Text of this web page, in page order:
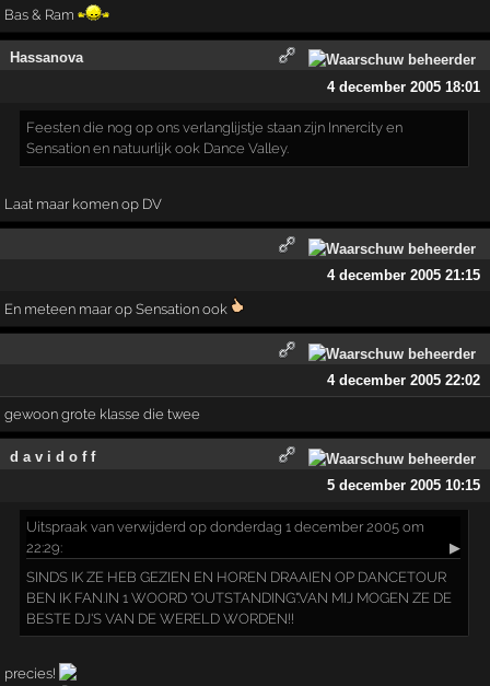
Bas & Ram
Hassanova
4 december 2005 18:01
Feesten die nog op ons verlanglijstje staan zijn Innercity en
Sensation en natuurlijk ook Dance Valley.
Laat maar komen op DV
4 december 2005 21:15
En meteen maar op Sensation ook
4 december 2005 22:02
gewoon grote klasse die twee
d a v i d o f f
5 december 2005 10:15
Uitspraak van verwijderd op donderdag 1 december 2005 om
22:29:
▶
SINDS IK ZE HEB GEZIEN EN HOREN DRAAIEN OP DANCETOUR
BEN IK FAN.IN 1 WOORD "OUTSTANDING".VAN MIJ MOGEN ZE DE
BESTE DJ'S VAN DE WERELD WORDEN!!
precies!